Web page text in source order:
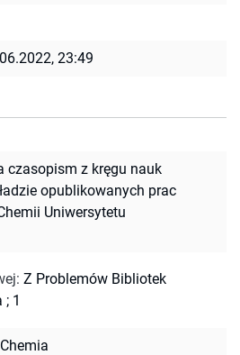
23:49
czasopism z kręgu nauk
opublikowanych prac
Uniwersytetu
: Z Problemów Bibliotek
; 1
Chemia